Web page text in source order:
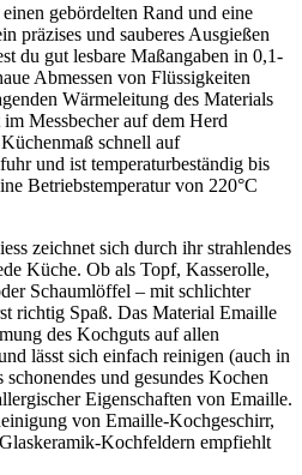
gebördelten Rand und eine
präzises und sauberes Ausgießen
du gut lesbare Maßangaben in 0,1-
Abmessen von Flüssigkeiten
Wärmeleitung des Materials
Messbecher auf dem Herd
schnell auf
und ist temperaturbeständig bis
Betriebstemperatur von 220°C
zeichnet sich durch ihr strahlendes
Küche. Ob als Topf, Kasserolle,
Schaumlöffel – mit schlichter
richtig Spaß. Das Material Emaille
des Kochguts auf allen
lässt sich einfach reinigen (auch in
und gesundes Kochen
Eigenschaften von Emaille.
von Emaille-Kochgeschirr,
Kochfeldern empfiehlt